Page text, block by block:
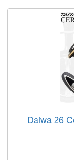
Daiwa 26